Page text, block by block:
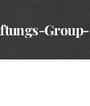
Group-